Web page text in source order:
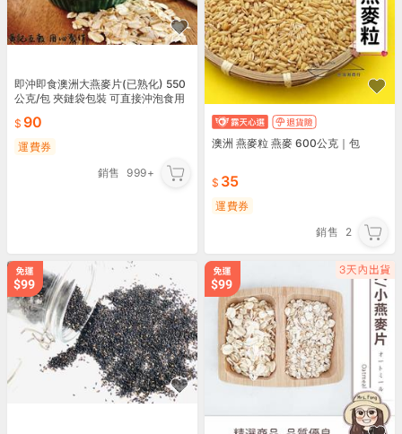
即沖即食澳洲大燕麥片(已熟化) 550
公克/包 夾鏈袋包裝 可直接沖泡食用
坊】
90
運費券
銷售
999+
澳洲 燕麥粒 燕麥 600公克｜包
35
運費券
銷售
2